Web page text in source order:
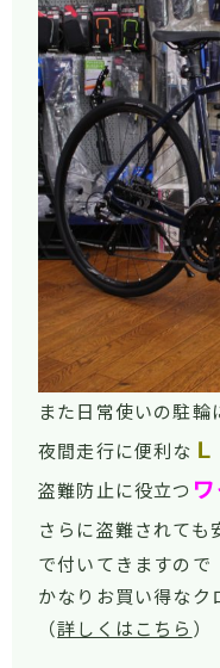
また日常使いの駐輪
夜間走行に便利な
盗難防止に役立つ
さらに盗難されても
で付いてきますので
かなりお買い得なク
（詳しくはこちら ）